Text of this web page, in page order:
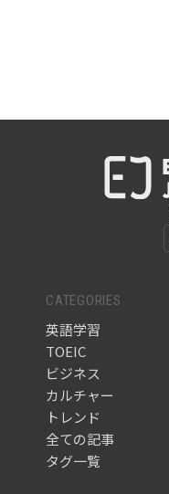
CATEGORIES
英語学習
TOEIC
ビジネス
カルチャー
トレンド
全ての記事
タグ一覧